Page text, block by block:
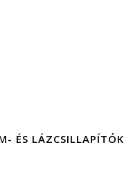
ÉS LÁZCSILLAPÍTÓK